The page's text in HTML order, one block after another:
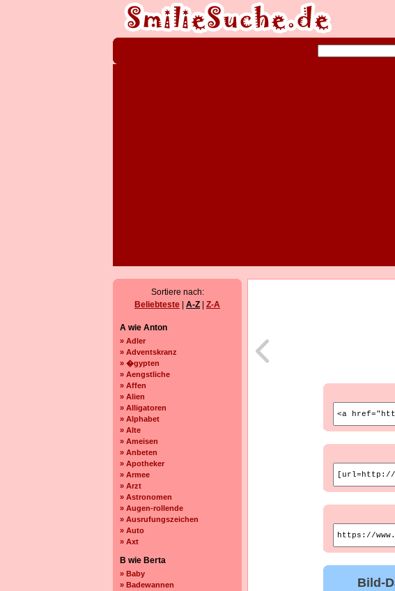
Sortiere nach:
Beliebteste
A-Z Z-A
A wie Anton
» Adler
» Adventskranz
» �gypten
» Aengstliche
» Affen
» Alien
» Alligatoren
» Alphabet
» Alte
» Ameisen
» Anbeten
» Apotheker
» Armee
» Arzt
» Astronomen
» Augen-rollende
» Ausrufungszeichen
» Auto
» Axt
B wie Berta
» Baby
» Badewannen
Bild-